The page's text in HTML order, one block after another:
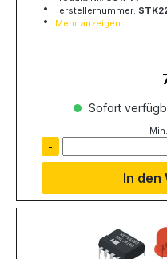
Herstellernummer:
Mehr anzeigen
Sofort
-
In den